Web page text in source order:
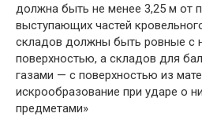
должна быть не менее 3,25 м от
выступающих частей
складов должны быть ровные с
поверхностью, а складов для
газами — с поверхностью из
искрообразование при ударе о
предметами»